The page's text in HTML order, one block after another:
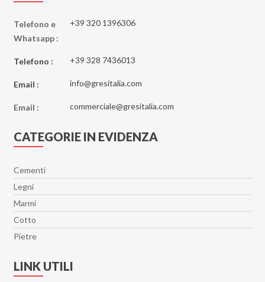
Telefono e
Whatsapp :
+39 320 1396306
Telefono : +39 328 7436013
Email : info@gresitalia.com
Email : commerciale@gresitalia.com
CATEGORIE IN EVIDENZA
Cementi
Legni
Marmi
Cotto
Pietre
LINK UTILI